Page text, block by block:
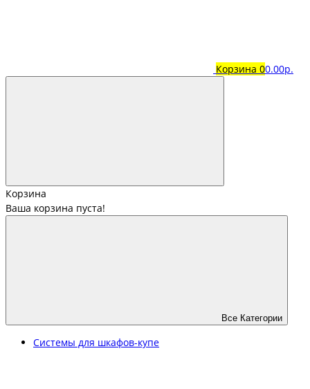
Корзина 00.00р.
Корзина
Ваша корзина пуста!
Все Категории
Системы для шкафов-купе